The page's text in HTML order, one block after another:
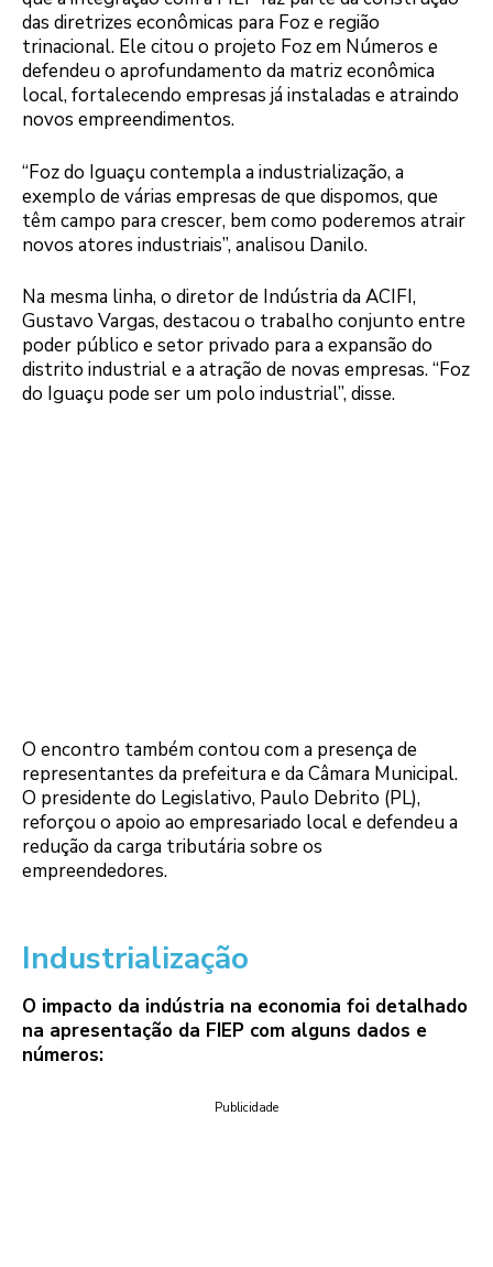
das diretrizes econômicas para Foz e região
trinacional. Ele citou o projeto Foz em Números e
defendeu o aprofundamento da matriz econômica
local, fortalecendo empresas já instaladas e atraindo
novos empreendimentos.
“Foz do Iguaçu contempla a industrialização, a
exemplo de várias empresas de que dispomos, que
têm campo para crescer, bem como poderemos atrair
novos atores industriais”, analisou Danilo.
Na mesma linha, o diretor de Indústria da ACIFI,
Gustavo Vargas, destacou o trabalho conjunto entre
poder público e setor privado para a expansão do
distrito industrial e a atração de novas empresas. “Foz
do Iguaçu pode ser um polo industrial”, disse.
O encontro também contou com a presença de
representantes da prefeitura e da Câmara Municipal.
O presidente do Legislativo, Paulo Debrito (PL),
reforçou o apoio ao empresariado local e defendeu a
redução da carga tributária sobre os
empreendedores.
Industrialização
O impacto da indústria na economia foi detalhado
na apresentação da FIEP com alguns dados e
números:
Publicidade